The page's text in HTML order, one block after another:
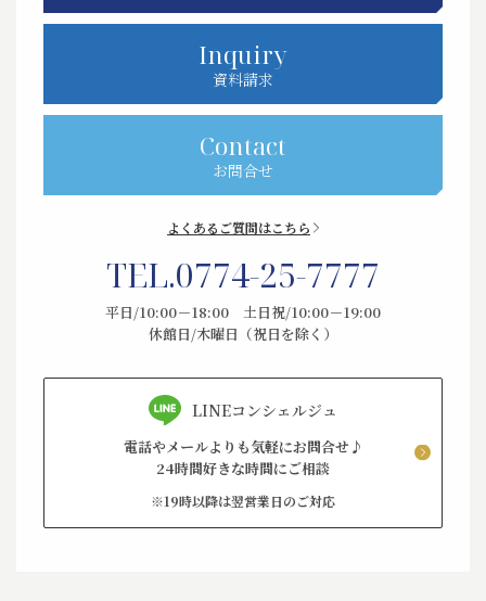
Inquiry
資料請求
Contact
お問合せ
よくあるご質問はこちら
TEL.0774-25-7777
平日/10:00－18:00 土日祝/10:00－19:00
休館日/木曜日（祝日を除く）
LINEコンシェルジュ
電話やメールよりも気軽にお問合せ♪
24時間好きな時間にご相談
※19時以降は翌営業日のご対応